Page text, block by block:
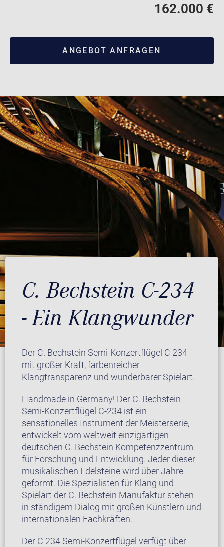
162.000 €
ANGEBOT ANFRAGEN
C. Bechstein C-234
- Ein Klangwunder
Der C. Bechstein Semi-Konzertflügel C 234
mit großer Kraft, farbenreicher
Klangtransparenz und wunderbarer Spielart.
Handmade in Germany! Der C. Bechstein
Semi-Konzertflügel C-234 ist ein
sensationelles Instrument der Meisterserie,
entwickelt vom weltweit einzigartigen
deutschen C. Bechstein Kompetenzzentrum
für Forschung und Entwicklung. Jeder dieser
musikalischen Edelsteine wird über Jahre
geformt. Die Spezialisten für Klang und
Spielart der C. Bechstein Manufaktur stehen
in ständigem Dialog mit großen Künstlern und
internationalen Fachkräften.
Der C 234 Semi-Konzertflügel verfügt über